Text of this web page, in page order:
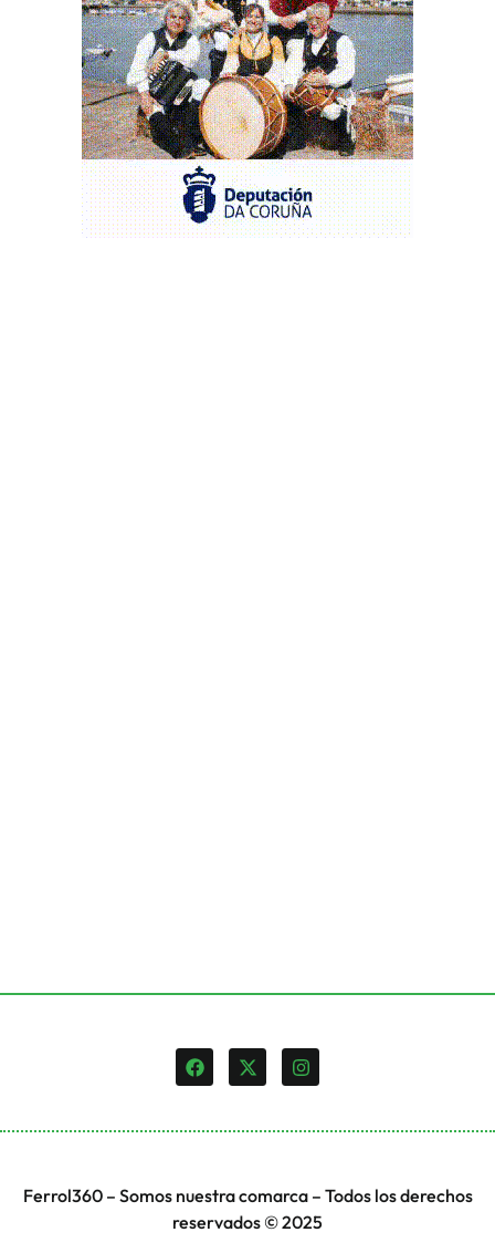
Ferrol360 – Somos nuestra comarca – Todos los derechos
reservados © 2025